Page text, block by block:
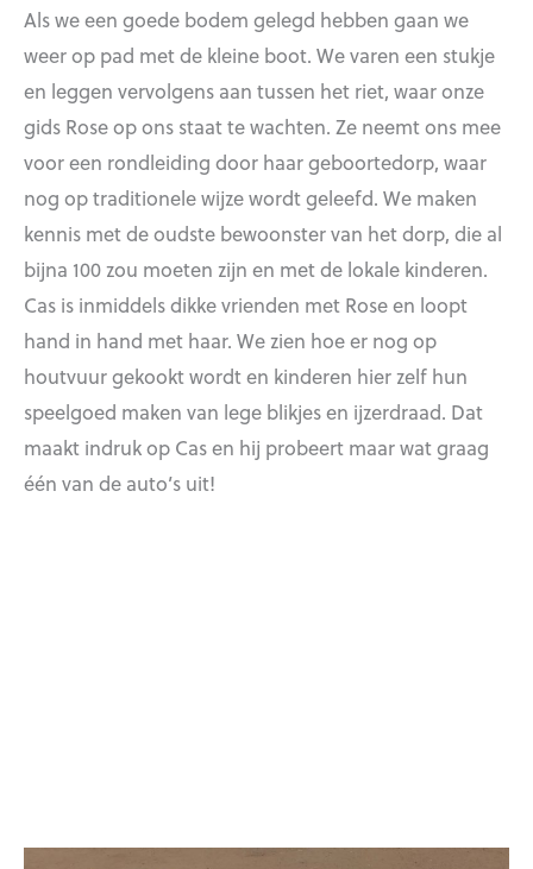
Als we een goede bodem gelegd hebben gaan we
weer op pad met de kleine boot. We varen een stukje
en leggen vervolgens aan tussen het riet, waar onze
gids Rose op ons staat te wachten. Ze neemt ons mee
voor een rondleiding door haar geboortedorp, waar
nog op traditionele wijze wordt geleefd. We maken
kennis met de oudste bewoonster van het dorp, die al
bijna 100 zou moeten zijn en met de lokale kinderen.
Cas is inmiddels dikke vrienden met Rose en loopt
hand in hand met haar. We zien hoe er nog op
houtvuur gekookt wordt en kinderen hier zelf hun
speelgoed maken van lege blikjes en ijzerdraad. Dat
maakt indruk op Cas en hij probeert maar wat graag
één van de auto’s uit!